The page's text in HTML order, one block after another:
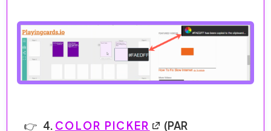
4. COLOR PICKER
(PAR